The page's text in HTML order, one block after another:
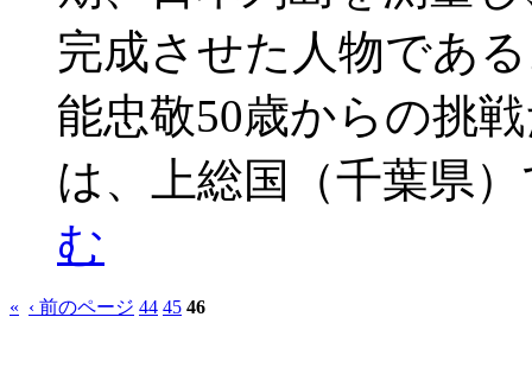
完成させた人物であ
能忠敬50歳からの挑
は、上総国（千葉県
む
« ‹ 前のページ 44 45 46